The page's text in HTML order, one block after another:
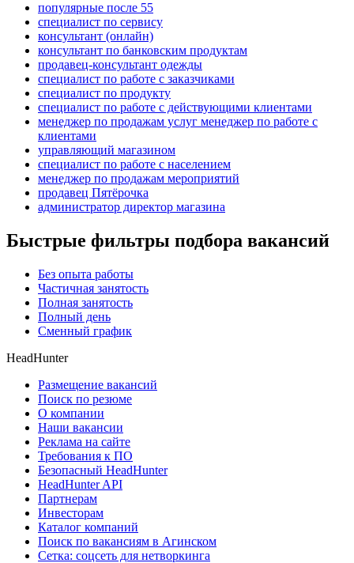
популярные после 55
специалист по сервису
консультант (онлайн)
консультант по банковским продуктам
продавец-консультант одежды
специалист по работе с заказчиками
специалист по продукту
специалист по работе с действующими клиентами
менеджер по продажам услуг менеджер по работе с
клиентами
управляющий магазином
специалист по работе с населением
менеджер по продажам мероприятий
продавец Пятёрочка
администратор директор магазина
Быстрые фильтры подбора вакансий
Без опыта работы
Частичная занятость
Полная занятость
Полный день
Сменный график
HeadHunter
Размещение вакансий
Поиск по резюме
О компании
Наши вакансии
Реклама на сайте
Требования к ПО
Безопасный HeadHunter
HeadHunter API
Партнерам
Инвесторам
Каталог компаний
Поиск по вакансиям в Агинском
Сетка: соцсеть для нетворкинга